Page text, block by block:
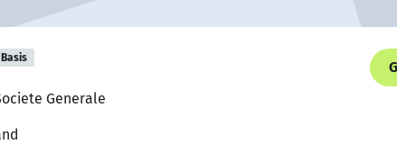
Basis
Generale